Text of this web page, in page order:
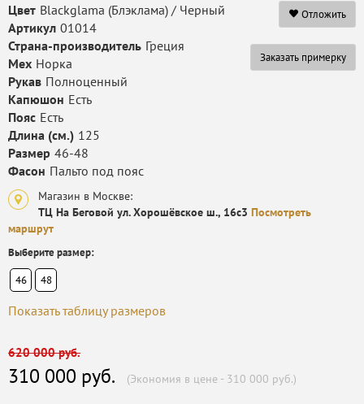
Отложить
Заказать примерку
Цвет Blackglama (Блэклама) / Черный
Артикул 01014
Страна-производитель Греция
Мех Норка
Рукав Полноценный
Капюшон Есть
Пояс Есть
Длина (см.) 125
Размер 46-48
Фасон Пальто под пояс
Магазин в Москве:
ТЦ На Беговой ул. Хорошёвское ш., 16с3 Посмотреть
маршрут
Выберите размер:
46
48
Показать таблицу размеров
620 000 руб.
310 000 руб. (Экономия в цене - 310 000 руб.)